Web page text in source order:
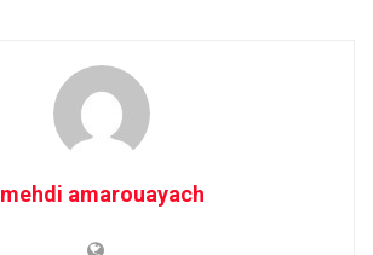
mehdi amarouayach